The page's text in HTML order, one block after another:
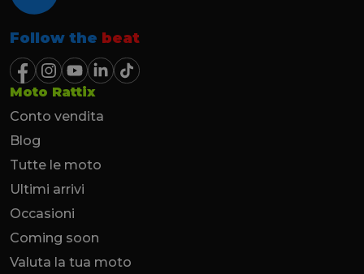
Follow the beat
Moto Rattix
Conto vendita
Blog
Tutte le moto
Ultimi arrivi
Occasioni
Coming soon
Valuta la tua moto